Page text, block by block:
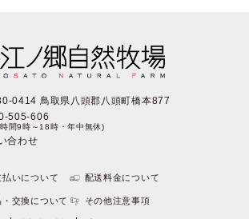
0414 鳥取県八頭郡八頭町橋本877
505-606
間9時～18時・年中無休)
合わせ
払いについて 配送料金について
・交換について その他注意事項